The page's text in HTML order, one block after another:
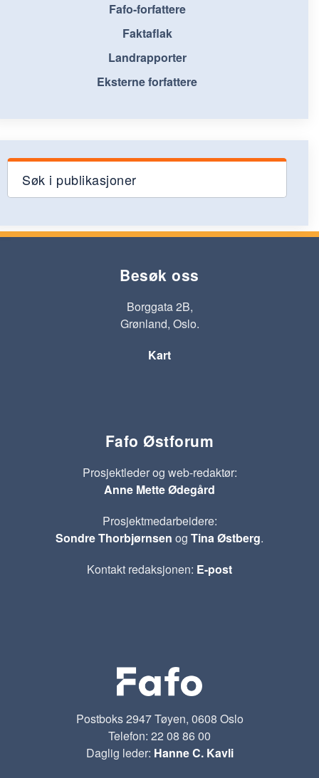
Fafo-forfattere
Faktaflak
Landrapporter
Eksterne forfattere
Søk i publikasjoner
Besøk oss
Borggata 2B,
Grønland, Oslo.
Kart
Fafo Østforum
Prosjektleder og web-redaktør:
Anne Mette Ødegård
Prosjektmedarbeidere:
Sondre Thorbjørnsen og Tina Østberg.
Kontakt redaksjonen: E-post
Postboks 2947 Tøyen, 0608 Oslo
Telefon: 22 08 86 00
Daglig leder: Hanne C. Kavli